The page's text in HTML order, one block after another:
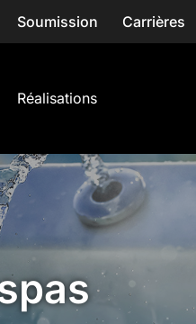
Soumission Carrières
Réalisations